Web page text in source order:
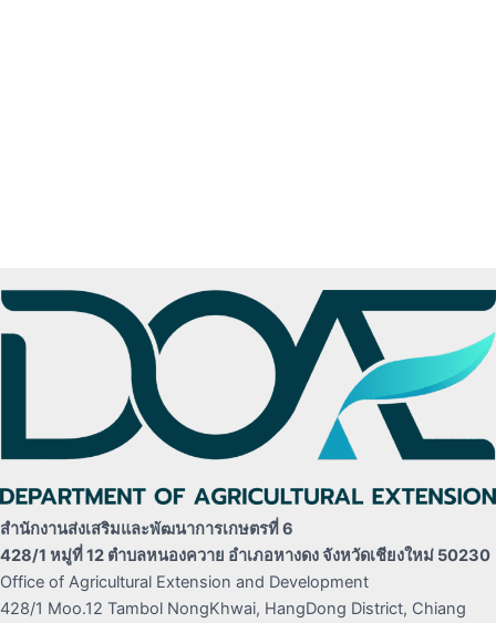
สำนักงานส่งเสริมและพัฒนาการเกษตรที่ 6
428/1 หมู่ที่ 12 ตำบลหนองควาย อำเภอหางดง จังหวัดเชียงใหม่ 50230
Office of Agricultural Extension and Development
428/1 Moo.12 Tambol NongKhwai, HangDong District, Chiang